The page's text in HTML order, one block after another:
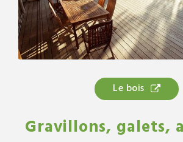
Le bois
Gravillons, galets,